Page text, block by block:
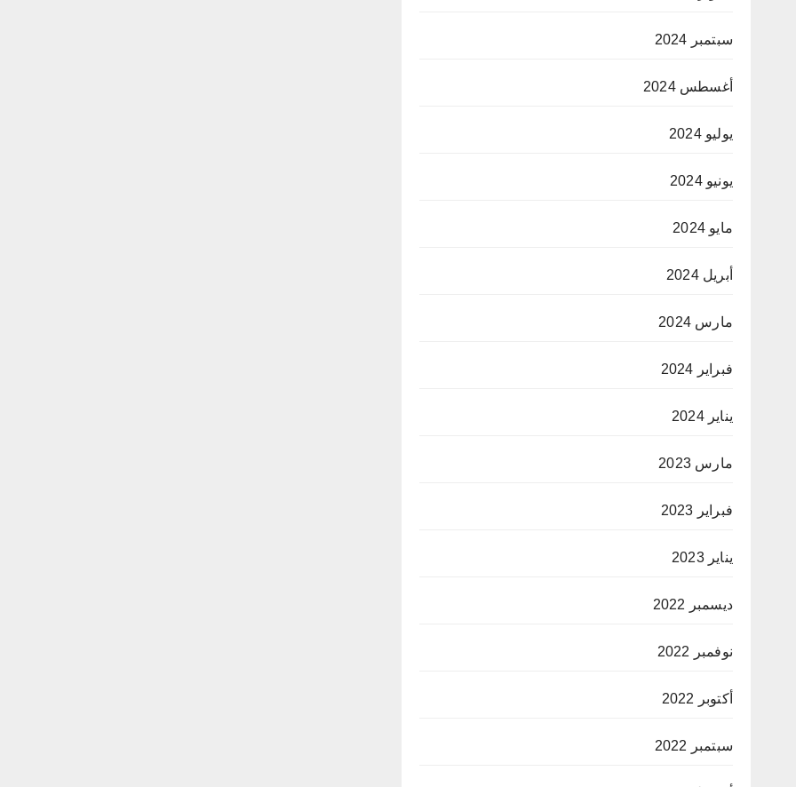
سبتمبر 2024
أغسطس 2024
يوليو 2024
يونيو 2024
مايو 2024
أبريل 2024
مارس 2024
فبراير 2024
يناير 2024
مارس 2023
فبراير 2023
يناير 2023
ديسمبر 2022
نوفمبر 2022
أكتوبر 2022
سبتمبر 2022